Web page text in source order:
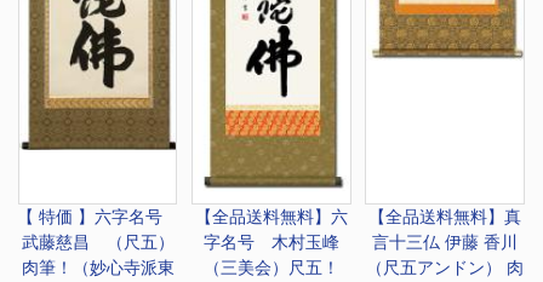
【 特価 】六字名号
武藤慈昌 （尺五）
肉筆！（妙心寺派東
【全品送料無料】 六
字名号 木村玉峰
（三美会）尺五！
【全品送料無料】真
言十三仏 伊藤 香川
（尺五アンドン） 肉